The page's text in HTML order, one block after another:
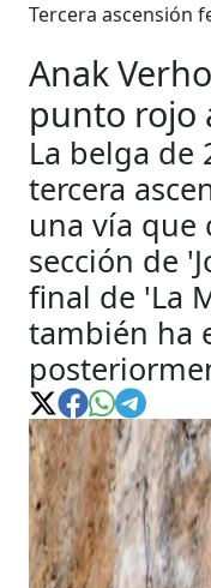
Tercera ascensión
Anak
punto rojo
La belga de
tercera
una vía que
sección de
final de 'La
también ha